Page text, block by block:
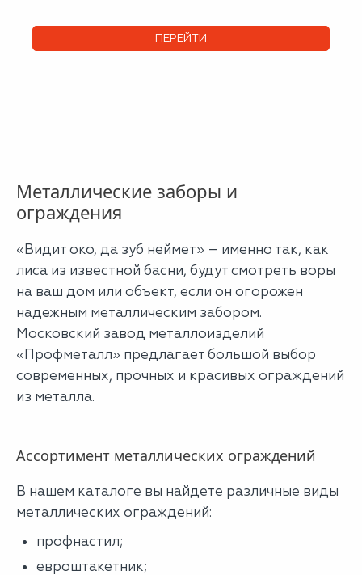
ПЕРЕЙТИ
Металлические заборы и
ограждения
«Видит око, да зуб неймет» – именно так, как
лиса из известной басни, будут смотреть воры
на ваш дом или объект, если он огорожен
надежным металлическим забором.
Московский завод металлоизделий
«Профметалл» предлагает большой выбор
современных, прочных и красивых ограждений
из металла.
Ассортимент металлических ограждений
В нашем каталоге вы найдете различные виды
металлических ограждений:
профнастил;
евроштакетник;